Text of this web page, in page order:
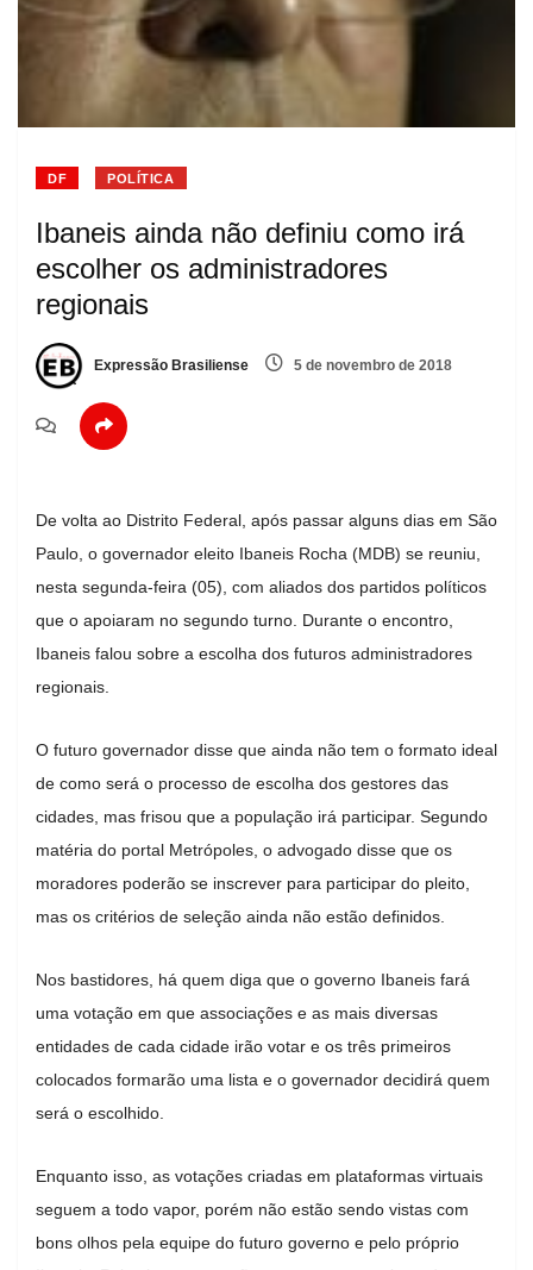
DF POLÍTICA
Ibaneis ainda não definiu como irá
escolher os administradores
regionais
Expressão Brasiliense 5 de novembro de 2018
De volta ao Distrito Federal, após passar alguns dias em São
Paulo, o governador eleito Ibaneis Rocha (MDB) se reuniu,
nesta segunda-feira (05), com aliados dos partidos políticos
que o apoiaram no segundo turno. Durante o encontro,
Ibaneis falou sobre a escolha dos futuros administradores
regionais.
O futuro governador disse que ainda não tem o formato ideal
de como será o processo de escolha dos gestores das
cidades, mas frisou que a população irá participar. Segundo
matéria do portal Metrópoles, o advogado disse que os
moradores poderão se inscrever para participar do pleito,
mas os critérios de seleção ainda não estão definidos.
Nos bastidores, há quem diga que o governo Ibaneis fará
uma votação em que associações e as mais diversas
entidades de cada cidade irão votar e os três primeiros
colocados formarão uma lista e o governador decidirá quem
será o escolhido.
Enquanto isso, as votações criadas em plataformas virtuais
seguem a todo vapor, porém não estão sendo vistas com
bons olhos pela equipe do futuro governo e pelo próprio